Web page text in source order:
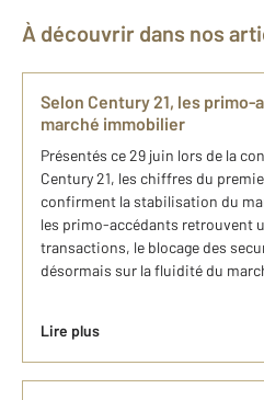
À découvrir dans nos
Selon Century 21, les
marché immobilier
Présentés ce 29 juin lors de la
Century 21, les chiffres du
confirment la stabilisation du
les primo-accédants retrouvent
transactions, le blocage des
désormais sur la fluidité du
Lire plus